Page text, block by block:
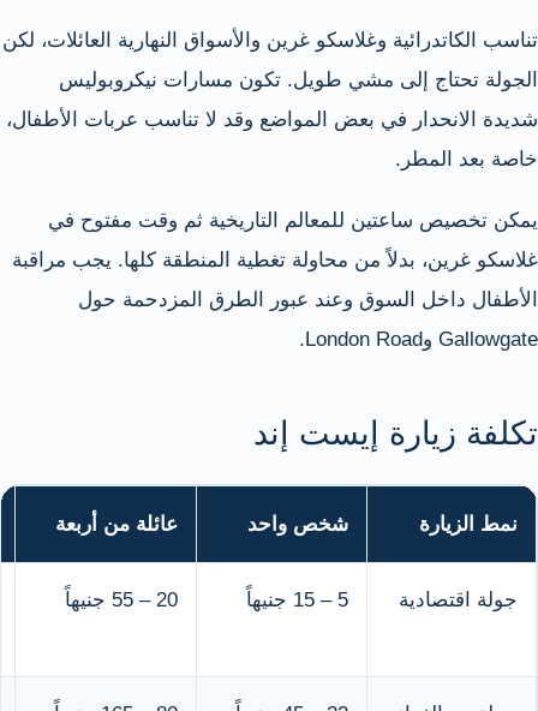
تناسب الكاتدرائية وغلاسكو غرين والأسواق النهارية العائلات، لكن
الجولة تحتاج إلى مشي طويل. تكون مسارات نيكروبوليس
شديدة الانحدار في بعض المواضع وقد لا تناسب عربات الأطفال،
خاصة بعد المطر.
يمكن تخصيص ساعتين للمعالم التاريخية ثم وقت مفتوح في
غلاسكو غرين، بدلاً من محاولة تغطية المنطقة كلها. يجب مراقبة
الأطفال داخل السوق وعند عبور الطرق المزدحمة حول
Gallowgate وLondon Road.
تكلفة زيارة إيست إند
نمط الزيارة شخص واحد عائلة من أربعة
جولة اقتصادية 5 – 15 جنيهاً 20 – 55 جنيهاً